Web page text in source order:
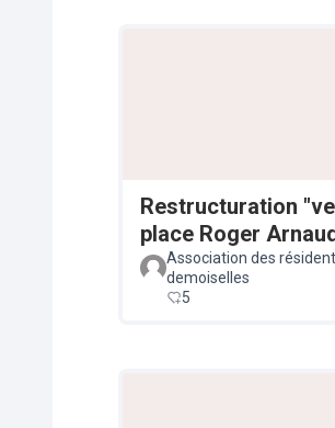
Restructuration
place Roger Arnaud
Association des
demoiselles
5